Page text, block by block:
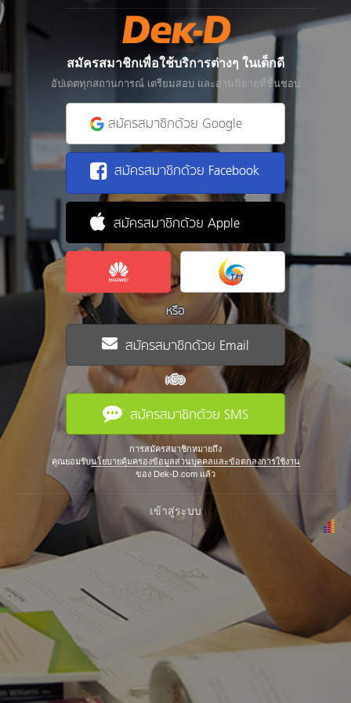
สมัครสมาชิกเพื่อใช้บริการต่างๆ ในเด็กดี
อัปเดตทุกสถานการณ์ เตรียมสอบ และอ่านนิยายที่ชื่นชอบ
สมัครสมาชิกด้วย Google
สมัครสมาชิกด้วย Facebook
สมัครสมาชิกด้วย Apple
หรือ
สมัครสมาชิกด้วย Email
หรือ
สมัครสมาชิกด้วย SMS
การสมัครสมาชิกหมายถึง
คุณยอมรับนโยบายคุ้มครองข้อมูลส่วนบุคคลและข้อตกลงการใช้งาน
ของ Dek-D.com แล้ว
เข้าสู่ระบบ